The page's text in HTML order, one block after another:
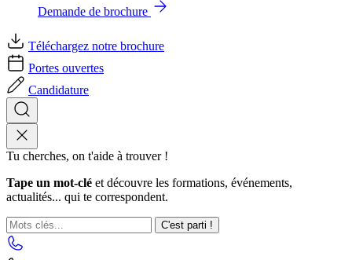
Demande de brochure
Téléchargez notre brochure
Portes ouvertes
Candidature
Tu cherches, on t'aide à trouver !
Tape un mot-clé et découvre les formations, événements,
actualités... qui te correspondent.
C'est parti !